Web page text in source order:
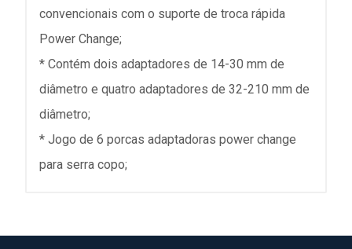
convencionais com o suporte de troca rápida
Power Change;
* Contém dois adaptadores de 14-30 mm de
diâmetro e quatro adaptadores de 32-210 mm de
diâmetro;
* Jogo de 6 porcas adaptadoras power change
para serra copo;